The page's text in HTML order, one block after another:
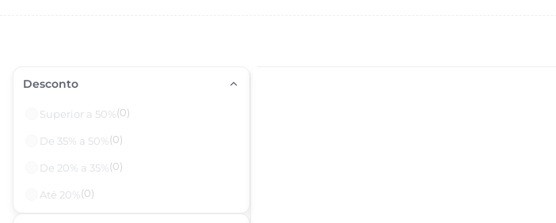
Desconto
Superior a 50%(0)
De 35% a 50%(0)
De 20% a 35%(0)
Até 20%(0)